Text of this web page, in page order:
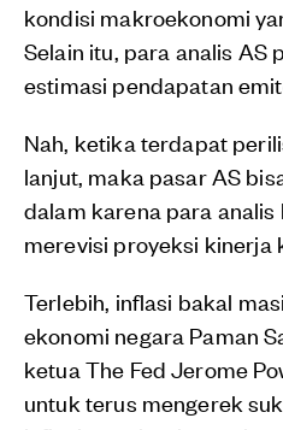
kondisi makroekonomi
Selain itu, para analis AS
estimasi pendapatan
Nah, ketika terdapat
lanjut, maka pasar AS
dalam karena para
merevisi proyeksi kinerja
Terlebih, inflasi bakal
ekonomi negara Paman
ketua The Fed Jerome
untuk terus mengerek